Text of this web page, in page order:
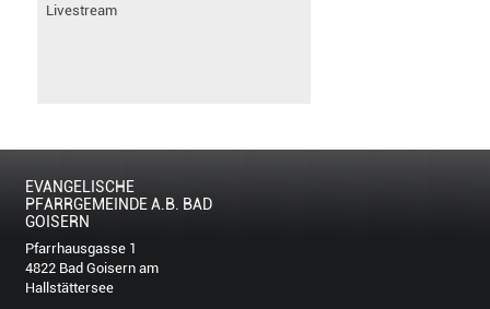
Livestream
EVANGELISCHE
PFARRGEMEINDE A.B. BAD
GOISERN
Pfarrhausgasse 1
4822 Bad Goisern am
Hallstättersee